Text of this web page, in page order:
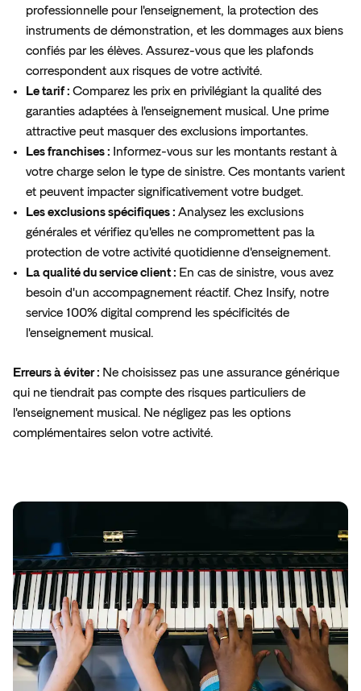
professionnelle pour l'enseignement, la protection des
instruments de démonstration, et les dommages aux biens
confiés par les élèves. Assurez-vous que les plafonds
correspondent aux risques de votre activité.
Le tarif : Comparez les prix en privilégiant la qualité des
garanties adaptées à l'enseignement musical. Une prime
attractive peut masquer des exclusions importantes.
Les franchises : Informez-vous sur les montants restant à
votre charge selon le type de sinistre. Ces montants varient
et peuvent impacter significativement votre budget.
Les exclusions spécifiques : Analysez les exclusions
générales et vérifiez qu'elles ne compromettent pas la
protection de votre activité quotidienne d'enseignement.
La qualité du service client : En cas de sinistre, vous avez
besoin d'un accompagnement réactif. Chez Insify, notre
service 100% digital comprend les spécificités de
l'enseignement musical.
Erreurs à éviter : Ne choisissez pas une assurance générique
qui ne tiendrait pas compte des risques particuliers de
l'enseignement musical. Ne négligez pas les options
complémentaires selon votre activité.